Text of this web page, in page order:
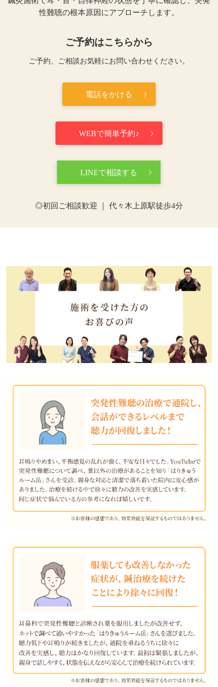
性難聴の根本原因にアプローチします。
ご予約はこちらから
ご予約、ご相談お気軽にお問い合わせください。
電話をかける
WEBで簡単予約♪
LINEで相談する
◎初回ご相談歓迎 ｜ 代々木上原駅徒歩4分